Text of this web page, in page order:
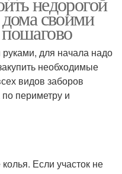
своими
для начала надо
необходимые
видов заборов
по периметру и
Если участок не